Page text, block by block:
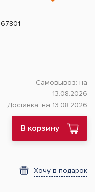
67801
Самовывоз: на
13.08.2026
Доставка: на 13.08.2026
В корзину
Хочу в подарок